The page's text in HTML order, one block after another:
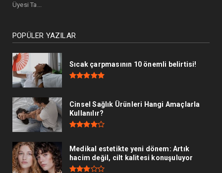
Üyesi Ta...
POPÜLER YAZILAR
Sıcak çarpmasının 10 önemli belirtisi!
Cinsel Sağlık Ürünleri Hangi Amaçlarla
Kullanılır?
Medikal estetikte yeni dönem: Artık
hacim değil, cilt kalitesi konuşuluyor